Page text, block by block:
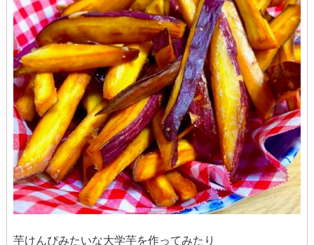
芋けんぴみたいな大学芋を作ってみたり